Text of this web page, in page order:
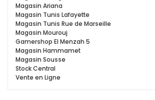
Magasin Ariana
Magasin Tunis Lafayette
Magasin Tunis Rue de Marseille
Magasin Mourouj
Gamershop El Menzah 5
Magasin Hammamet
Magasin Sousse
Stock Central
Vente en Ligne